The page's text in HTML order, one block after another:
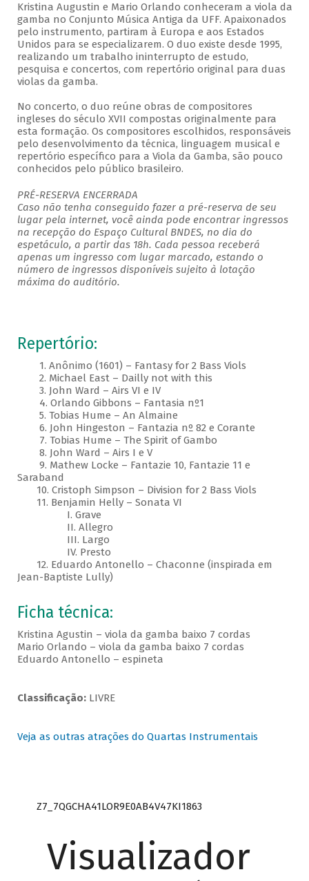
Kristina Augustin e Mario Orlando conheceram a viola da
gamba no Conjunto Música Antiga da UFF. Apaixonados
pelo instrumento, partiram à Europa e aos Estados
Unidos para se especializarem. O duo existe desde 1995,
realizando um trabalho ininterrupto de estudo,
pesquisa e concertos, com repertório original para duas
violas da gamba.
No concerto, o duo reúne obras de compositores
ingleses do século XVII compostas originalmente para
esta formação. Os compositores escolhidos, responsáveis
pelo desenvolvimento da técnica, linguagem musical e
repertório específico para a Viola da Gamba, são pouco
conhecidos pelo público brasileiro.
PRÉ-RESERVA ENCERRADA
Caso não tenha conseguido fazer a pré-reserva de seu
lugar pela internet, você ainda pode encontrar ingressos
na recepção do Espaço Cultural BNDES, no dia do
espetáculo, a partir das 18h. Cada pessoa receberá
apenas um ingresso com lugar marcado, estando o
número de ingressos disponíveis sujeito à lotação
máxima do auditório.
Repertório:
1. Anônimo (1601) – Fantasy for 2 Bass Viols
2. Michael East – Dailly not with this
3. John Ward – Airs VI e IV
4. Orlando Gibbons – Fantasia nº1
5. Tobias Hume – An Almaine
6. John Hingeston – Fantazia nº 82 e Corante
7. Tobias Hume – The Spirit of Gambo
8. John Ward – Airs I e V
9. Mathew Locke – Fantazie 10, Fantazie 11 e
Saraband
10. Cristoph Simpson – Division for 2 Bass Viols
11. Benjamin Helly – Sonata VI
I. Grave
II. Allegro
III. Largo
IV. Presto
12. Eduardo Antonello – Chaconne (inspirada em
Jean-Baptiste Lully)
Ficha técnica:
Kristina Agustin – viola da gamba baixo 7 cordas
Mario Orlando – viola da gamba baixo 7 cordas
Eduardo Antonello – espineta
Classificação:LIVRE
Veja as outras atrações do Quartas Instrumentais
Z7_7QGCHA41LOR9E0AB4V47KI1863
Visualizador